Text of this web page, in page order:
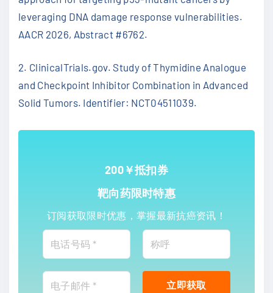
leveraging DNA damage response vulnerabilities.
AACR 2026, Abstract #6762.
2. ClinicalTrials.gov. Study of Thymidine Analogue
and Checkpoint Inhibitor Combination in Advanced
Solid Tumors. Identifier: NCT04511039.
200￥抵扣券
靶向药限时特惠
订阅获取限时优惠，掌握最新抗癌资讯！